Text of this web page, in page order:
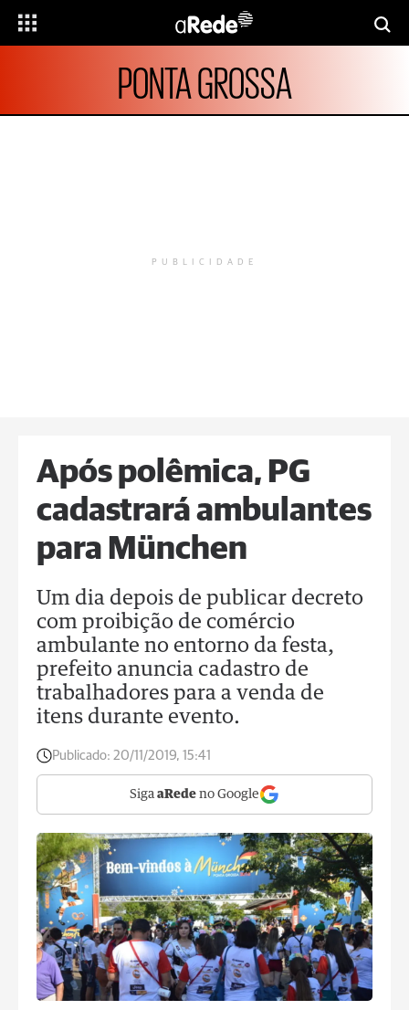
PONTA GROSSA
PUBLICIDADE
Após polêmica, PG
cadastrará ambulantes
para München
Um dia depois de publicar decreto
com proibição de comércio
ambulante no entorno da festa,
prefeito anuncia cadastro de
trabalhadores para a venda de
itens durante evento.
Publicado: 20/11/2019, 15:41
Siga aRede no Google